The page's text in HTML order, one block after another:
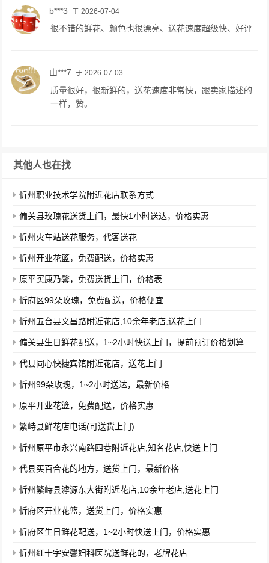
b***3 于 2026-07-04
很不错的鲜花、颜色也很漂亮、送花速度超级快、好评
山***7 于 2026-07-03
质量很好，很新鲜的，送花速度非常快，跟卖家描述的
一样，赞。
其他人也在找
忻州职业技术学院附近花店联系方式
偏关县玫瑰花送货上门，最快1小时送达，价格实惠
忻州火车站送花服务，代客送花
忻州开业花篮，免费配送，价格实惠
原平买康乃馨，免费送货上门，价格表
忻府区99朵玫瑰，免费配送，价格便宜
忻州五台县文昌路附近花店,10余年老店,送花上门
偏关县生日鲜花配送，1~2小时快送上门，提前预订价格划算
代县同心快捷宾馆附近花店，送花上门
忻州99朵玫瑰，1~2小时送达，最新价格
原平开业花篮，免费配送，价格实惠
繁峙县鲜花店电话(可送货上门)
忻州原平市永兴南路四巷附近花店,知名花店,快送上门
代县买百合花的地方，送货上门，最新价格
忻州繁峙县滹源东大街附近花店,10余年老店,送花上门
忻府区开业花篮，送货上门，价格实惠
忻府区生日鲜花配送，1~2小时快送上门，价格实惠
忻州红十字安馨妇科医院送鲜花的，老牌花店